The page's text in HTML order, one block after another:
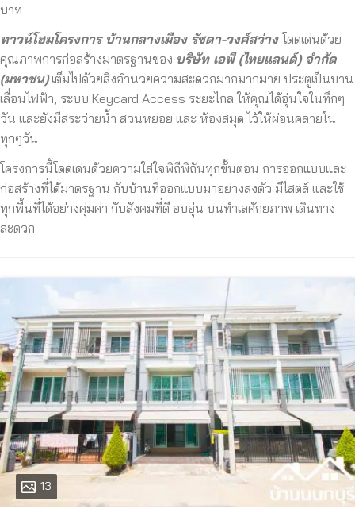
บาท
ทาวน์โฮมโครงการ บ้านกลางเมือง รัชดา-วงศ์สว่าง โดดเด่นด้วย
คุณภาพการก่อสร้างมาตรฐานของ บริษัท เอพี (ไทยแลนด์) จำกัด
(มหาชน)เต็มไปด้วยสิ่งอำนวยความสะดวกมากมากมาย ประตูเป็นบาน
เลื่อนไฟฟ้า, ระบบ Keycard Access ระยะไกล ให้คุณได้อุ่นใจในทึกๆ
วัน และยังมีสระว่ายน้ำ สวนหย่อย และ ห้องสมุด ไว้ให้ผ่อนคลายใน
ทุกๆวัน
โครงการนี้โดดเด่นด้วยความใส่ใจพิถีพิถันทุกขั้นตอน การออกแบบและ
ก่อสร้างที่ได้มาตรฐาน กับบ้านที่ออกแบบมาอย่างลงตัว มีไสตล์ และใช้
ทุกพื้นที่ได้อย่างคุ่มค่า กับสังคมที่ดี อบอุ่น บนทำเลศักยภาพ เดินทาง
สะดวก
13